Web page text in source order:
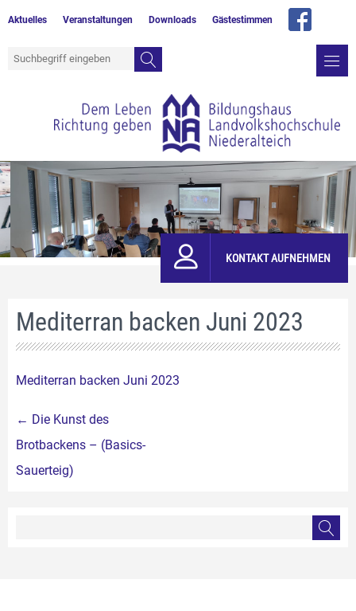
Aktuelles Veranstaltungen Downloads Gästestimmen
KONTAKT AUFNEHMEN
Mediterran backen Juni 2023
Mediterran backen Juni 2023
Beitragsnavigation
← Die Kunst des
Brotbackens – (Basics-
Sauerteig)